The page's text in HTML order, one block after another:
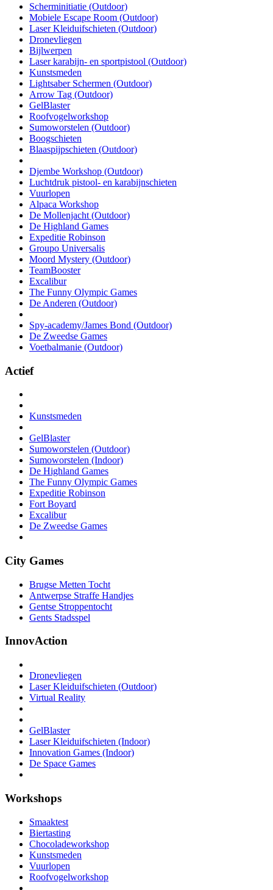
Scherminitiatie (Outdoor)
Mobiele Escape Room (Outdoor)
Laser Kleiduifschieten (Outdoor)
Dronevliegen
Bijlwerpen
Laser karabijn- en sportpistool (Outdoor)
Kunstsmeden
Lightsaber Schermen (Outdoor)
Arrow Tag (Outdoor)
GelBlaster
Roofvogelworkshop
Sumoworstelen (Outdoor)
Boogschieten
Blaaspijpschieten (Outdoor)
Djembe Workshop (Outdoor)
Luchtdruk pistool- en karabijnschieten
Vuurlopen
Alpaca Workshop
De Mollenjacht (Outdoor)
De Highland Games
Expeditie Robinson
Groupo Universalis
Moord Mystery (Outdoor)
TeamBooster
Excalibur
The Funny Olympic Games
De Anderen (Outdoor)
Spy-academy/James Bond (Outdoor)
De Zweedse Games
Voetbalmanie (Outdoor)
Actief
Kunstsmeden
GelBlaster
Sumoworstelen (Outdoor)
Sumoworstelen (Indoor)
De Highland Games
The Funny Olympic Games
Expeditie Robinson
Fort Boyard
Excalibur
De Zweedse Games
City Games
Brugse Metten Tocht
Antwerpse Straffe Handjes
Gentse Stroppentocht
Gents Stadsspel
InnovAction
Dronevliegen
Laser Kleiduifschieten (Outdoor)
Virtual Reality
GelBlaster
Laser Kleiduifschieten (Indoor)
Innovation Games (Indoor)
De Space Games
Workshops
Smaaktest
Biertasting
Chocoladeworkshop
Kunstsmeden
Vuurlopen
Roofvogelworkshop